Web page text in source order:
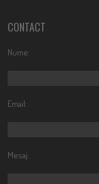
CONTACT
Nume:
Email:
Mesaj: